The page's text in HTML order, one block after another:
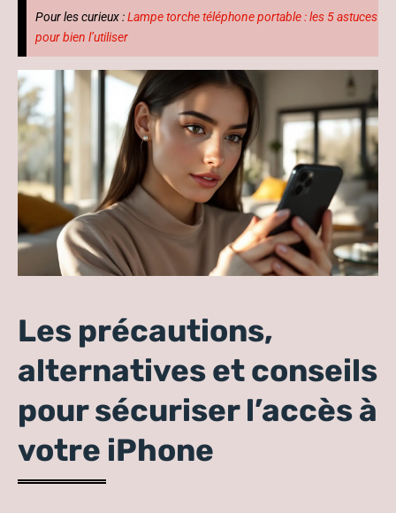
Pour les curieux :Lampe torche téléphone portable : les 5 astuces
pour bien l’utiliser
Les précautions,
alternatives et conseils
pour sécuriser l’accès à
votre iPhone